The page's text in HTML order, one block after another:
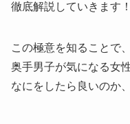
徹底解説していきます！
この極意を知ることで、
奥手男子が気になる女
なにをしたら良いのか